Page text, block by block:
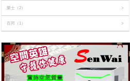
樂士 （2） >
百邦 （1） >
藍鑽石（2）